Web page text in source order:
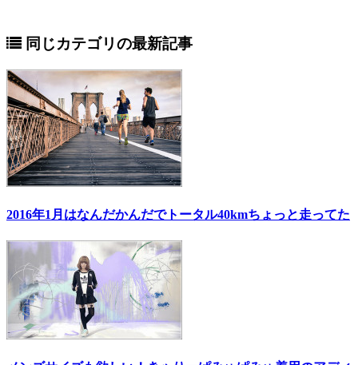
同じカテゴリの最新記事
2016年1月はなんだかんだでトータル40kmちょっと走ってた